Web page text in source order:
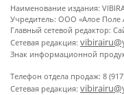
Наименование издания:
Учредитель: ООО «Алое Поле
Главный сетевой редактор:
Сетевая редакция:
Знак информационной
Телефон отдела продаж: 8
Сетевая редакция: